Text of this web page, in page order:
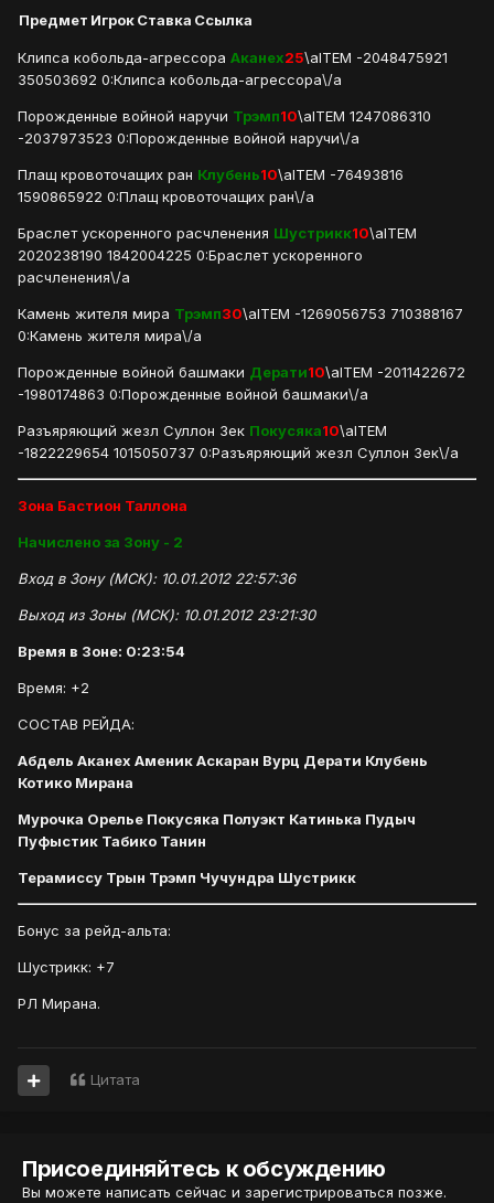
Предмет ИгрокСтавка Ссылка
Клипса кобольда-агрессора Аканех25\aITEM -2048475921
350503692 0:Клипса кобольда-агрессора\/a
Порожденные войной наручи Трэмп10\aITEM 1247086310
-2037973523 0:Порожденные войной наручи\/a
Плащ кровоточащих ран Клубень10\aITEM -76493816
1590865922 0:Плащ кровоточащих ран\/a
Браслет ускоренного расчленения Шустрикк10\aITEM
2020238190 1842004225 0:Браслет ускоренного
расчленения\/a
Камень жителя мира Трэмп30\aITEM -1269056753 710388167
0:Камень жителя мира\/a
Порожденные войной башмаки Дерати10\aITEM -2011422672
-1980174863 0:Порожденные войной башмаки\/a
Разъяряющий жезл Суллон Зек Покусяка10\aITEM
-1822229654 1015050737 0:Разъяряющий жезл Суллон Зек\/a
Зона Бастион Таллона
Начислено за Зону - 2
Вход в Зону (МСК): 10.01.2012 22:57:36
Выход из Зоны (МСК): 10.01.2012 23:21:30
Время в Зоне: 0:23:54
Время: +2
СОСТАВ РЕЙДА:
Абдель Аканех Аменик Аскаран Вурц Дерати Клубень
Котико Мирана
Мурочка Орелье Покусяка Полуэкт Катинька Пудыч
Пуфыстик Табико Танин
Терамиссу Трын Трэмп Чучундра Шустрикк
Бонус за рейд-альта:
Шустрикк: +7
РЛ Мирана.
Цитата
Присоединяйтесь к обсуждению
Вы можете написать сейчас и зарегистрироваться позже.